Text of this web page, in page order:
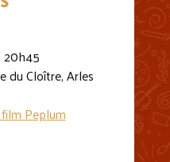
20h45
du Cloître, Arles
Peplum